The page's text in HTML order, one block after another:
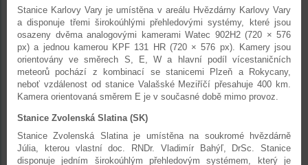
Stanice Karlovy Vary je umístěna v areálu Hvězdárny Karlovy Vary
a disponuje třemi širokoúhlými přehledovými systémy, které jsou
osazeny dvěma analogovými kamerami Watec 902H2 (720 × 576
px) a jednou kamerou KPF 131 HR (720 × 576 px). Kamery jsou
orientovány ve směrech S, E, W a hlavní podíl vícestaničních
meteorů pochází z kombinací se stanicemi Plzeň a Rokycany,
neboť vzdálenost od stanice Valašské Meziříčí přesahuje 400 km.
Kamera orientovaná směrem E je v současné době mimo provoz.
Stanice Zvolenská Slatina (SK)
Stanice Zvolenská Slatina je umístěna na soukromé hvězdárně
Júlia, kterou vlastní doc. RNDr. Vladimír Bahýľ, DrSc. Stanice
disponuje jedním širokoúhlým přehledovým systémem, který je